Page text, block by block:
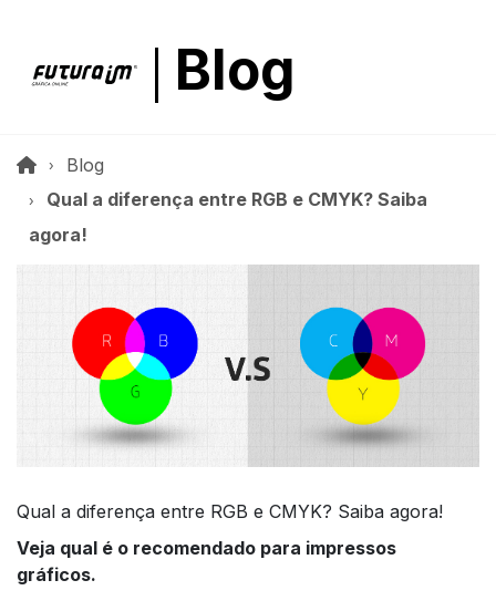
Blog
Blog
Qual a diferença entre RGB e CMYK? Saiba
agora!
Qual a diferença entre RGB e CMYK? Saiba agora!
Veja qual é o recomendado para impressos
gráficos.